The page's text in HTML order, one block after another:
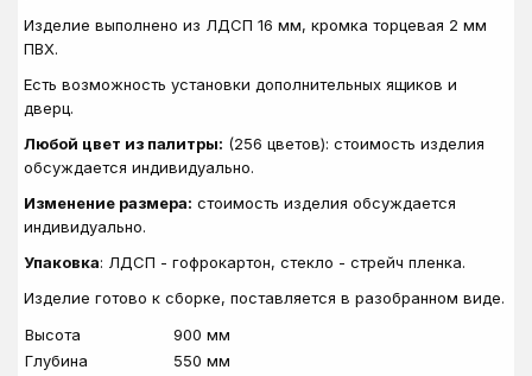
Изделие выполнено из ЛДСП 16 мм, кромка торцевая 2 мм
ПВХ.
Есть возможность установки дополнительных ящиков и
дверц.
Любой цвет из палитры: (256 цветов): стоимость изделия
обсуждается индивидуально.
Изменение размера: стоимость изделия обсуждается
индивидуально.
Упаковка: ЛДСП - гофрокартон, стекло - стрейч пленка.
Изделие готово к сборке, поставляется в разобранном виде.
Высота
900 мм
Глубина
550 мм